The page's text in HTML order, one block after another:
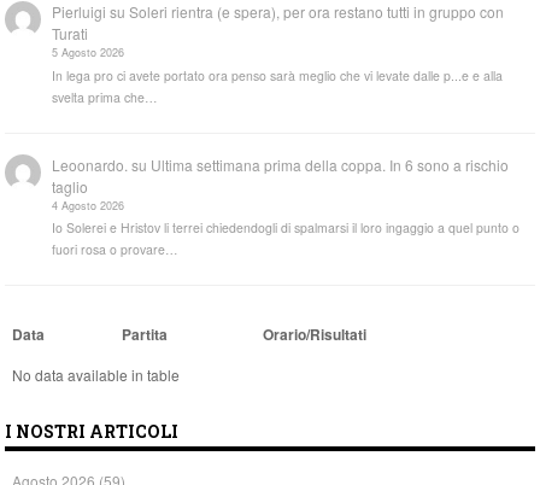
Pierluigi suSoleri rientra (e spera), per ora restano tutti in gruppo con
Turati
5 Agosto 2026
In lega pro ci avete portato ora penso sarà meglio che vi levate dalle p...e e alla
svelta prima che…
Leoonardo. su Ultima settimana prima della coppa. In 6 sono a rischio
taglio
4 Agosto 2026
Io Solerei e Hristov li terrei chiedendogli di spalmarsi il loro ingaggio a quel punto o
fuori rosa o provare…
Data Partita Orario/Risultati
No data available in table
I NOSTRI ARTICOLI
Agosto 2026 (59)